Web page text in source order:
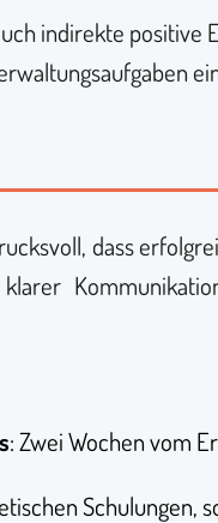
indirekte
dass
: Zwei Wochen vom
Schulungen,